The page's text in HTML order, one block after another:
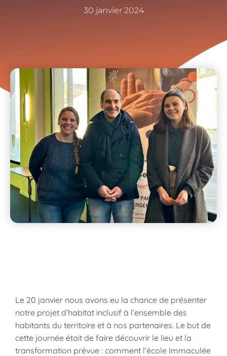
30 janvier 2024
Le 20 janvier nous avons eu la chance de présenter
notre projet d’habitat inclusif à l’ensemble des
habitants du territoire et à nos partenaires. Le but de
cette journée était de faire découvrir le lieu et la
transformation prévue : comment l’école Immaculée